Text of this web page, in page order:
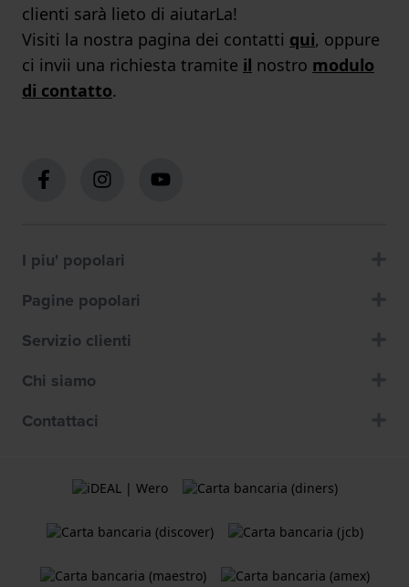
clienti sarà lieto di aiutarLa!
Visiti la nostra pagina dei contatti qui, oppure
ci invii una richiesta tramite il nostro modulo
di contatto.
I piu' popolari
Pagine popolari
Servizio clienti
Chi siamo
Contattaci